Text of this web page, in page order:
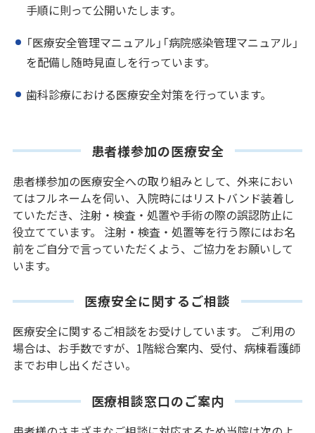
手順に則って公開いたします。
「医療安全管理マニュアル」「病院感染管理マニュアル」
を配備し随時見直しを行っています。
歯科診療における医療安全対策を行っています。
患者様参加の医療安全
患者様参加の医療安全への取り組みとして、外来におい
てはフルネームを伺い、入院時にはリストバンド装着し
ていただき、注射・検査・処置や手術の際の誤認防止に
役立てています。 注射・検査・処置等を行う際にはお名
前をご自分で言っていただくよう、ご協力をお願いして
います。
医療安全に関するご相談
医療安全に関するご相談をお受けしています。 ご利用の
場合は、お手数ですが、1階総合案内、受付、病棟看護師
までお申し出ください。
医療相談窓口のご案内